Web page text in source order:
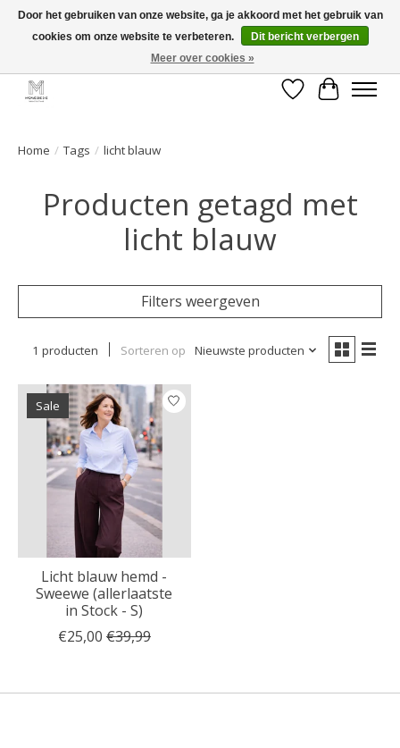
GRATIS verzending vanaf €50 voor BE - €75 voor NL - After pay mogelijk!
Verlanglijst
Home / Tags / licht blauw
Producten getagd met
licht blauw
Filters weergeven
1 producten Sorteren op Nieuwste producten
Sale
Licht blauw hemd -
Sweewe (allerlaatste
in Stock - S)
€25,00 €39,99
Door het gebruiken van onze website, ga je akkoord met het gebruik van
cookies om onze website te verbeteren.
Dit bericht verbergen
Meer over cookies »